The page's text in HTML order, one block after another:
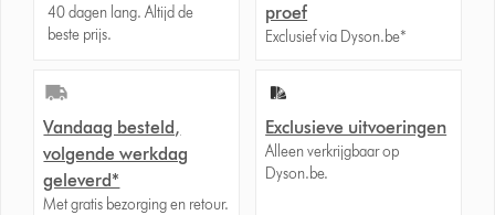
40 dagen lang. Altijd de
beste prijs.
proef
Exclusief via Dyson.be*
Vandaag besteld,
volgende werkdag
geleverd*
Met gratis bezorging en retour.
Exclusieve uitvoeringen
Alleen verkrijgbaar op
Dyson.be.